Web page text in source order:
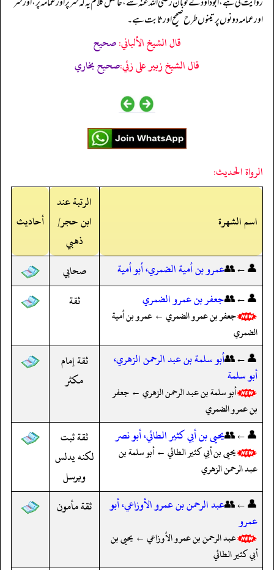
اور عمامہ دونوں پر تینوں طرح صحیح اور ثابت ہے۔
قال الشيخ الألباني:صحيح
قال الشيخ زبير على زئي:صحيح بخاري
الرواة الحديث:
اسم الشهرة
الرتبة عند
ابن حجر/
ذهبي
أحاديث
👤←👥عمرو بن أمية الضمري، أبو أمية
صحابي
👤←👥جعفر بن عمرو الضمري
جعفر بن عمرو الضمري ← عمرو بن أمية
الضمري
ثقة
👤←👥أبو سلمة بن عبد الرحمن الزهري،
أبو سلمة
أبو سلمة بن عبد الرحمن الزهري ← جعفر
بن عمرو الضمري
ثقة إمام
مكثر
👤←👥يحيى بن أبي كثير الطائي، أبو نصر
يحيى بن أبي كثير الطائي ← أبو سلمة بن
عبد الرحمن الزهري
ثقة ثبت
لكنه يدلس
ويرسل
👤←👥عبد الرحمن بن عمرو الأوزاعي، أبو
عمرو
عبد الرحمن بن عمرو الأوزاعي ← يحيى بن
أبي كثير الطائي
ثقة مأمون